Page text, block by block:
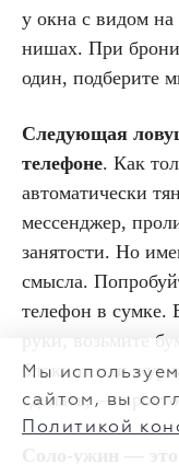
у окна с видом
нишах. При
один, подберите
Следующая
телефоне. Как
автоматически
мессенджер,
занятости. Но
смысла.
телефон в сумке.
руки, возьмите
блокнот или
сделать, —
Мы
сайтом, вы
Политикой